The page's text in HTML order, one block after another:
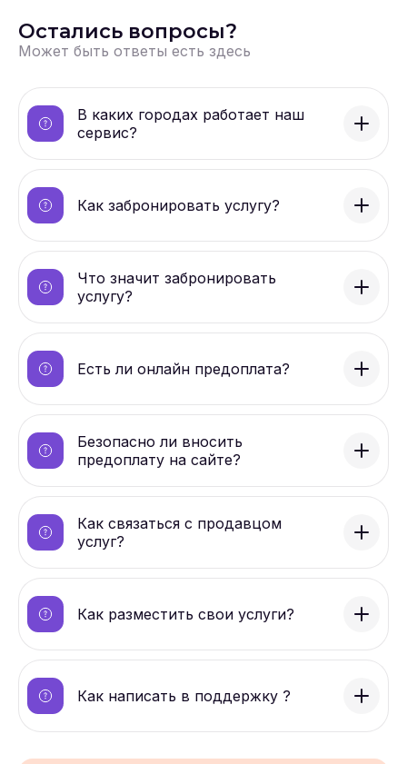
Остались вопросы?
Может быть ответы есть здесь
В каких городах работает наш
сервис?
Как забронировать услугу?
Что значит забронировать
услугу?
Есть ли онлайн предоплата?
Безопасно ли вносить
предоплату на сайте?
Как связаться с продавцом
услуг?
Как разместить свои услуги?
Как написать в поддержку ?